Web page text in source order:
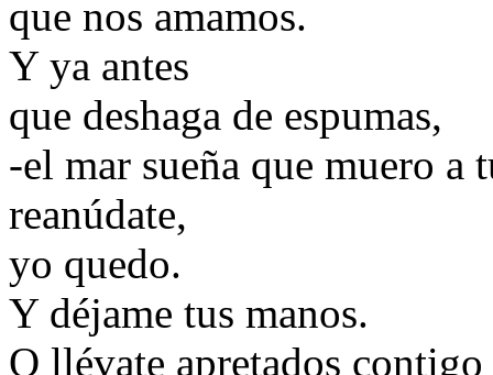
que nos amamos.
Y ya antes
que deshaga de espumas,
-el mar sueña que muero a
reanúdate,
yo quedo.
Y déjame tus manos.
O llévate apretados contigo